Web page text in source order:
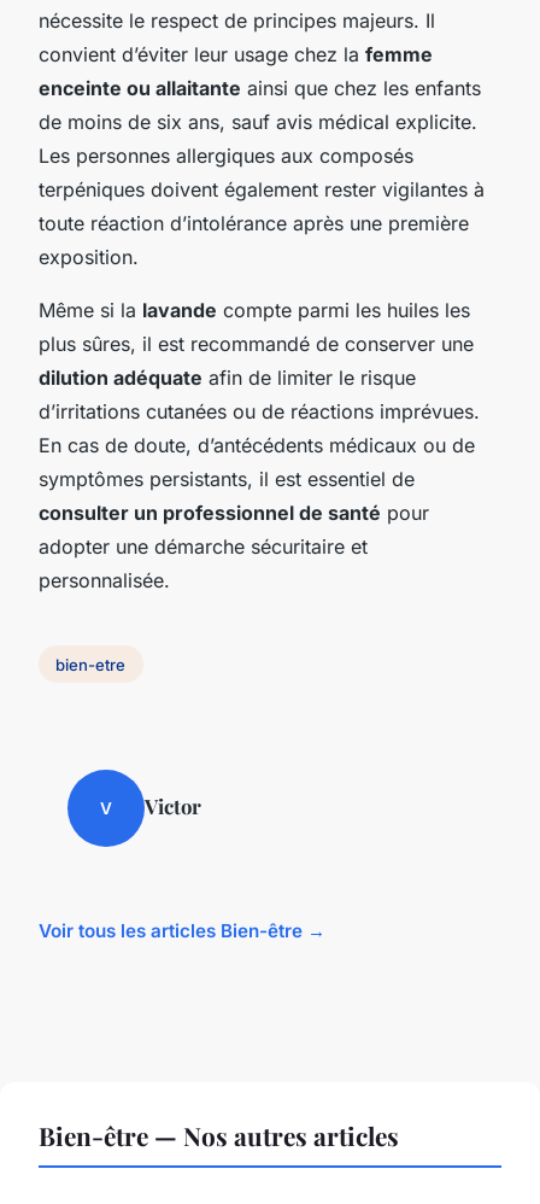
nécessite le respect de principes majeurs. Il
convient d’éviter leur usage chez la femme
enceinte ou allaitante ainsi que chez les enfants
de moins de six ans, sauf avis médical explicite.
Les personnes allergiques aux composés
terpéniques doivent également rester vigilantes à
toute réaction d’intolérance après une première
exposition.
Même si la lavande compte parmi les huiles les
plus sûres, il est recommandé de conserver une
dilution adéquate afin de limiter le risque
d’irritations cutanées ou de réactions imprévues.
En cas de doute, d’antécédents médicaux ou de
symptômes persistants, il est essentiel de
consulter un professionnel de santé pour
adopter une démarche sécuritaire et
personnalisée.
bien-etre
V Victor
Voir tous les articles Bien-être →
Bien-être — Nos autres articles